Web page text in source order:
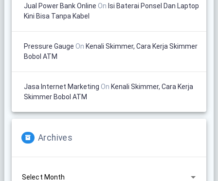
Jual Power Bank Online On Isi Baterai Ponsel Dan Laptop
Kini Bisa Tanpa Kabel
Pressure Gauge On Kenali Skimmer, Cara Kerja Skimmer
Bobol ATM
Jasa Internet Marketing On Kenali Skimmer, Cara Kerja
Skimmer Bobol ATM
Archives